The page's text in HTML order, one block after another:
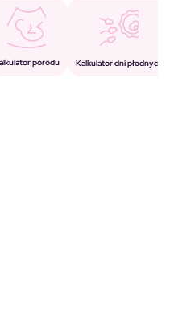
porodu Kalkulator dni płodnych